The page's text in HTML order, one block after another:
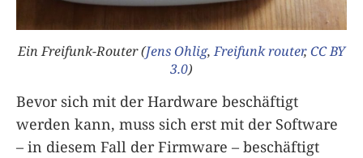
Ein Freifunk-Router (Jens Ohlig,Freifunk router,CC BY
3.0)
Bevor sich mit der Hardware beschäftigt
werden kann, muss sich erst mit der Software
– in diesem Fall der Firmware – beschäftigt